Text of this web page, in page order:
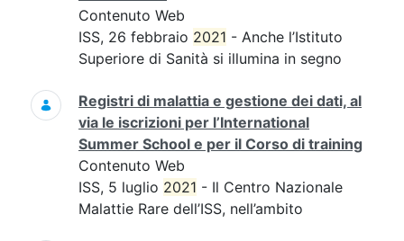
Contenuto Web
ISS, 26 febbraio 2021 - Anche l’Istituto
Superiore di Sanità si illumina in segno
Registri di malattia e gestione dei dati, al
via le iscrizioni per l’International
Summer School e per il Corso di training
Contenuto Web
ISS, 5 luglio 2021 - Il Centro Nazionale
Malattie Rare dell’ISS, nell’ambito